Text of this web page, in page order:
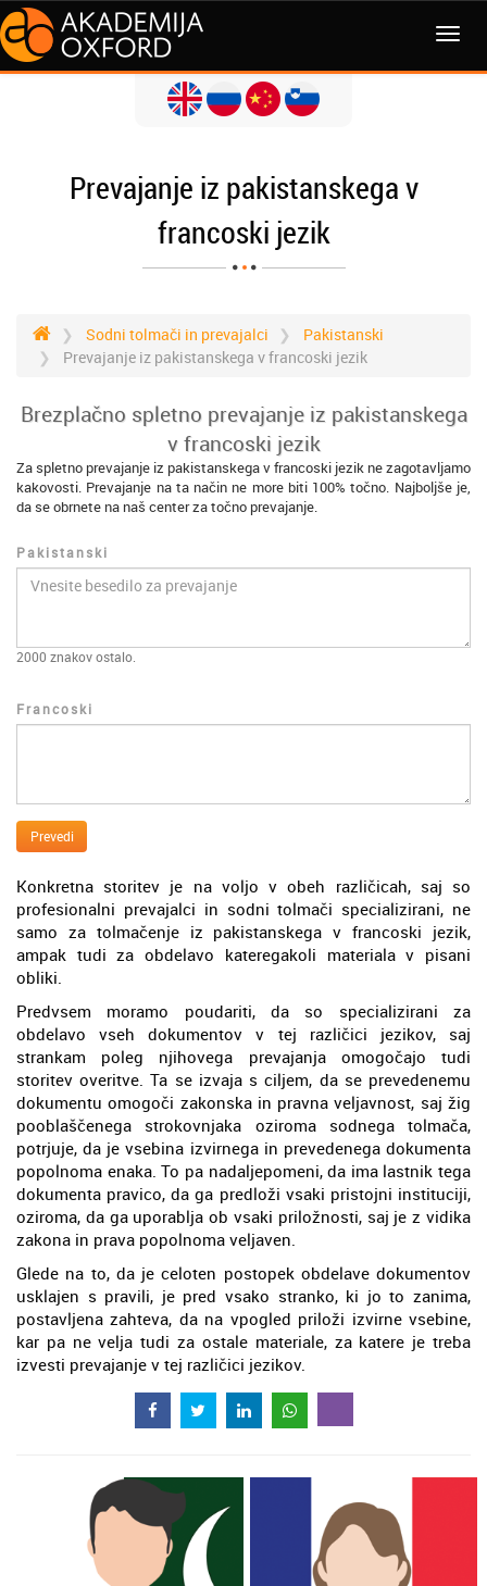
MENI
Prevajanje iz pakistanskega v
francoski jezik
Sodni tolmači in prevajalci
Pakistanski
Prevajanje iz pakistanskega v francoski jezik
Brezplačno spletno prevajanje iz pakistanskega
v francoski jezik
Za spletno prevajanje iz pakistanskega v francoski jezik ne zagotavljamo
kakovosti. Prevajanje na ta način ne more biti 100% točno. Najboljše je,
da se obrnete na naš center za točno prevajanje.
Pakistanski
2000 znakov ostalo.
Francoski
Prevedi
Konkretna storitev je na voljo v obeh različicah, saj so
profesionalni prevajalci in sodni tolmači specializirani, ne
samo za tolmačenje iz pakistanskega v francoski jezik,
ampak tudi za obdelavo kateregakoli materiala v pisani
obliki.
Predvsem moramo poudariti, da so specializirani za
obdelavo vseh dokumentov v tej različici jezikov, saj
strankam poleg njihovega prevajanja omogočajo tudi
storitev overitve. Ta se izvaja s ciljem, da se prevedenemu
dokumentu omogoči zakonska in pravna veljavnost, saj žig
pooblaščenega strokovnjaka oziroma sodnega tolmača,
potrjuje, da je vsebina izvirnega in prevedenega dokumenta
popolnoma enaka. To pa nadaljepomeni, da ima lastnik tega
dokumenta pravico, da ga predloži vsaki pristojni instituciji,
oziroma, da ga uporablja ob vsaki priložnosti, saj je z vidika
zakona in prava popolnoma veljaven.
Glede na to, da je celoten postopek obdelave dokumentov
usklajen s pravili, je pred vsako stranko, ki jo to zanima,
postavljena zahteva, da na vpogled priloži izvirne vsebine,
kar pa ne velja tudi za ostale materiale, za katere je treba
izvesti prevajanje v tej različici jezikov.